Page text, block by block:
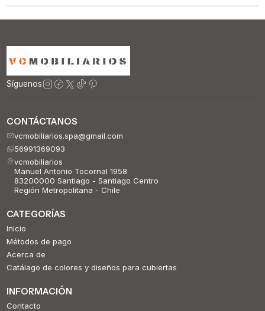
Síguenos
CONTÁCTANOS
vcmobiliarios.spa@gmail.com
56991369093
vcmobiliarios
Manuel Antonio Tocornal 1958
83200000 Santiago - Santiago Centro
Región Metropolitana - Chile
CATEGORÍAS
Inicio
Métodos de pago
Acerca de
Catálago de colores y diseños para cubiertas
INFORMACIÓN
Contacto